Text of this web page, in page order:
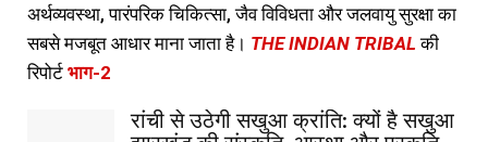
अर्थव्यवस्था, पारंपरिक चिकित्सा, जैव विविधता और जलवायु सुरक्षा का
सबसे मजबूत आधार माना जाता है। THE INDIAN TRIBAL की
रिपोर्ट भाग-2
रांची से उठेगी सखुआ क्रांति: क्यों है सखुआ